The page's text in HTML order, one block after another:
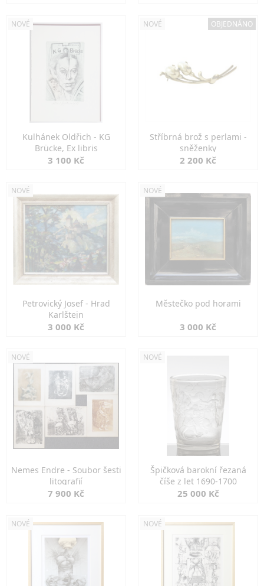
NOVÉ
Kulhánek Oldřich - KG
Brücke, Ex libris
3 100 Kč
NOVÉ OBJEDNÁNO
Stříbrná brož s perlami -
sněženky
2 200 Kč
NOVÉ
Petrovický Josef - Hrad
Karlštejn
3 000 Kč
NOVÉ
Městečko pod horami
3 000 Kč
NOVÉ
Nemes Endre - Soubor šesti
litografií
7 900 Kč
NOVÉ
Špičková barokní řezaná
číše z let 1690-1700
25 000 Kč
NOVÉ NOVÉ